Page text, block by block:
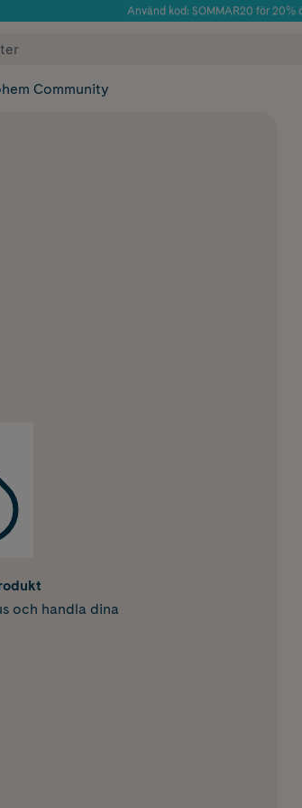
Använd kod: SOMMAR20 för 20%
✓ Fri frakt
Community
och handla dina